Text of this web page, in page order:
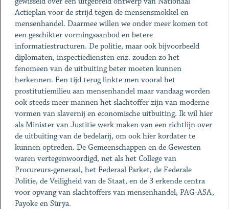
Actieplan voor de strijd tegen de mensensmokkel en
mensenhandel. Daarmee willen we onder meer komen tot
een geschikter vormingsaanbod en betere
informatiestructuren. De politie, maar ook bijvoorbeeld
diplomaten, inspectiediensten enz. zouden zo het
fenomeen van de uitbuiting beter moeten kunnen
herkennen. Een tijd terug linkte men vooral het
prostitutiemilieu aan mensenhandel maar vandaag worden
ook steeds meer mannen het slachtoffer zijn van moderne
vormen van slavernij en economische uitbuiting. Ik wil hier
als Minister van Justitie werk maken van een richtlijn over
de uitbuiting van de bedelarij, om ook hier kordater te
kunnen optreden. De Gemeenschappen en de Gewesten
waren vertegenwoordigd, net als het College van
Procureurs-generaal, het Federaal Parket, de Federale
Politie, de Veiligheid van de Staat, en de 3 erkende centra
voor opvang van slachtoffers van mensenhandel, PAG-ASA,
Payoke en Sürya.